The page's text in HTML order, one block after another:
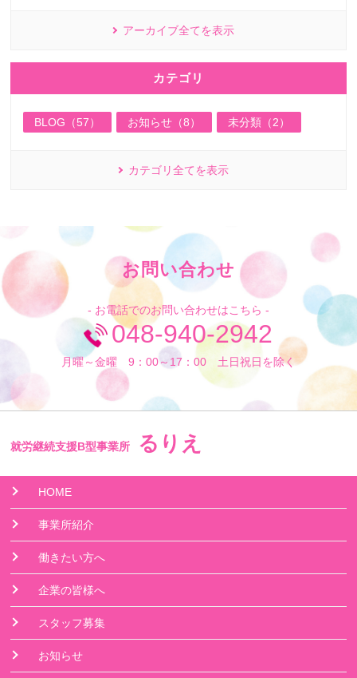
アーカイブ全てを表示
カテゴリ
BLOG（57） お知らせ（8） 未分類（2）
カテゴリ全てを表示
お問い合わせ
- お電話でのお問い合わせはこちら -
048-940-2942
月曜～金曜 9：00～17：00 土日祝日を除く
就労継続支援B型事業所 るりえ
HOME
事業所紹介
働きたい方へ
企業の皆様へ
スタッフ募集
お知らせ